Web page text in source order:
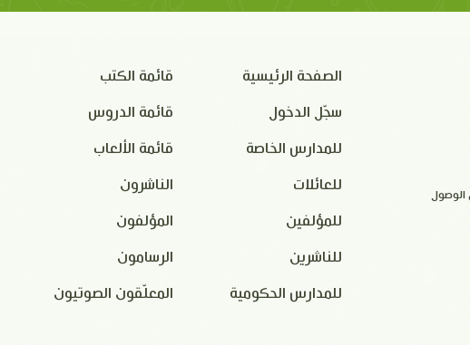
الوصول
الصفحة الرئيسية
سجّل الدخول
للمدارس الخاصة
للعائلات
للمؤلفين
للناشرين
للمدارس الحكومية
قائمة الكتب
قائمة الدروس
قائمة الألعاب
الناشرون
المؤلفون
الرسامون
المعلّقون الصوتيون